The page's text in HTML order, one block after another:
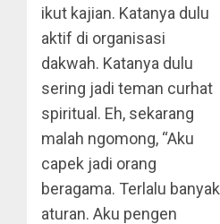
ikut kajian. Katanya dulu
aktif di organisasi
dakwah. Katanya dulu
sering jadi teman curhat
spiritual. Eh, sekarang
malah ngomong, “Aku
capek jadi orang
beragama. Terlalu banyak
aturan. Aku pengen